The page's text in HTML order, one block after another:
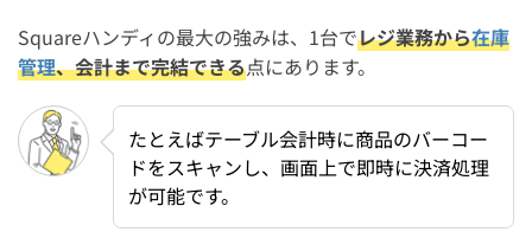
Squareハンディの最大の強みは、1台でレジ業務から在庫
管理、会計まで完結できる点にあります。
たとえばテーブル会計時に商品のバーコー
ドをスキャンし、画面上で即時に決済処理
が可能です。